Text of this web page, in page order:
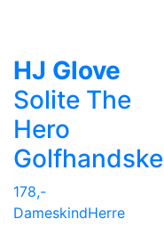
HJ Glove
Solite The
Hero
Golfhandske
178,-
DameskindHerre